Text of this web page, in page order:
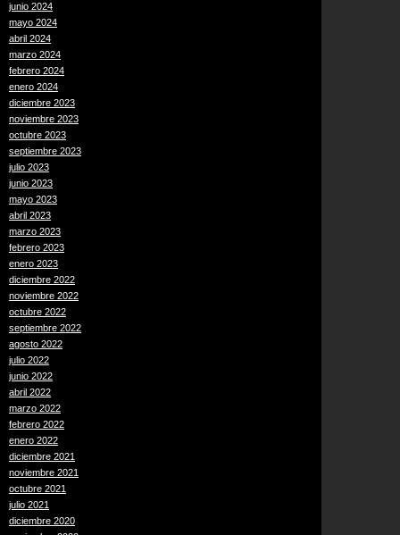
junio 2024
mayo 2024
abril 2024
marzo 2024
febrero 2024
enero 2024
diciembre 2023
noviembre 2023
octubre 2023
septiembre 2023
julio 2023
junio 2023
mayo 2023
abril 2023
marzo 2023
febrero 2023
enero 2023
diciembre 2022
noviembre 2022
octubre 2022
septiembre 2022
agosto 2022
julio 2022
junio 2022
abril 2022
marzo 2022
febrero 2022
enero 2022
diciembre 2021
noviembre 2021
octubre 2021
julio 2021
diciembre 2020